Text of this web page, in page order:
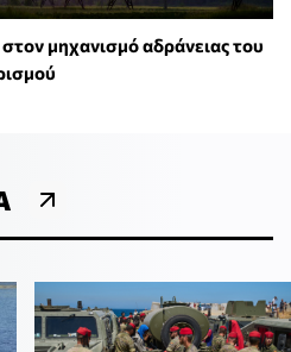
μηχανισμό αδράνειας του